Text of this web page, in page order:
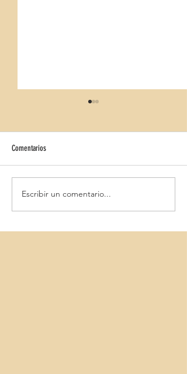
HALLOWEEN IBEROSTAR CRISTINA
Comentarios
Escribir un comentario...